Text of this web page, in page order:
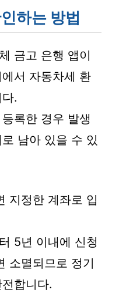
하는 방법
금고 은행 앱이
서 자동차세 환
.
록한 경우 발생
남아 있을 수 있
지정한 계좌로 입
5년 이내에 신청
소멸되므로 정기
합니다.